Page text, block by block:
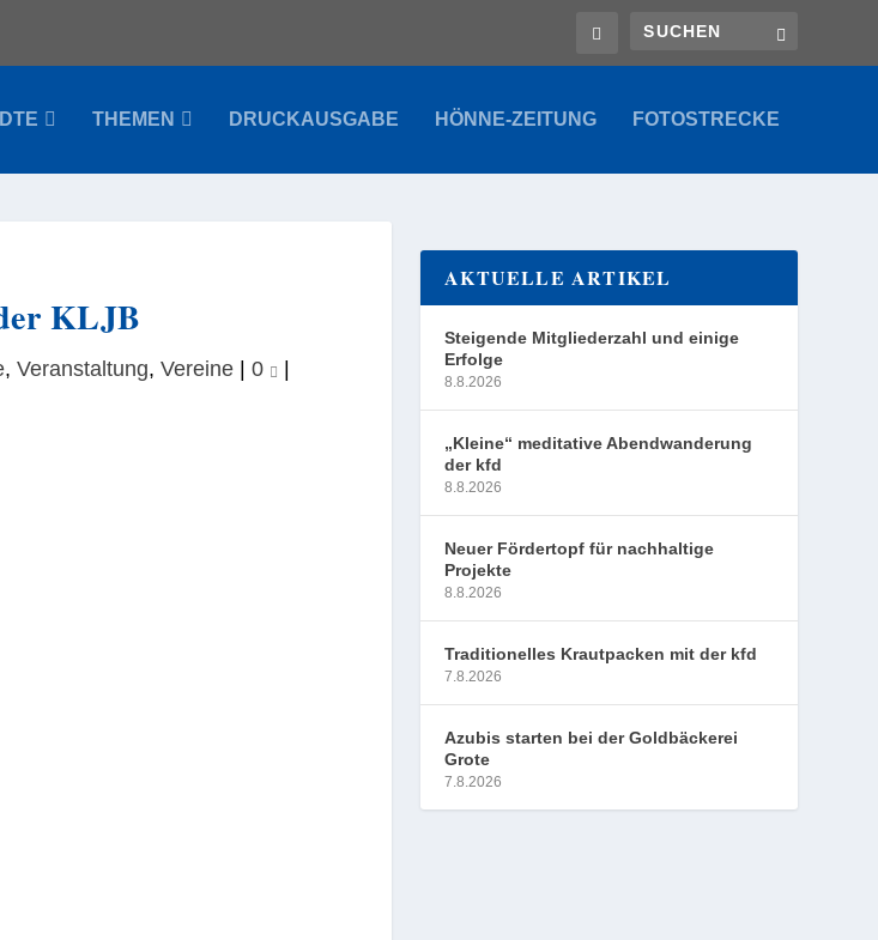
THEMEN DRUCKAUSGABE HÖNNE-ZEITUNG FOTOSTRECKE
KLJB
, Veranstaltung, Vereine| 0
AKTUELLE ARTIKEL
Steigende Mitgliederzahl und einige
Erfolge
8.8.2026
„Kleine“ meditative Abendwanderung
der kfd
8.8.2026
Neuer Fördertopf für nachhaltige
Projekte
8.8.2026
Traditionelles Krautpacken mit der kfd
7.8.2026
Azubis starten bei der Goldbäckerei
Grote
7.8.2026